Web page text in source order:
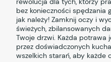
bez konieczności spędzania
jak należy! Zamknij oczy i
świeżych, zbilansowanych
Twoje drzwi. Każda potrawa
przez doświadczonych
wszelkich starań, aby każde